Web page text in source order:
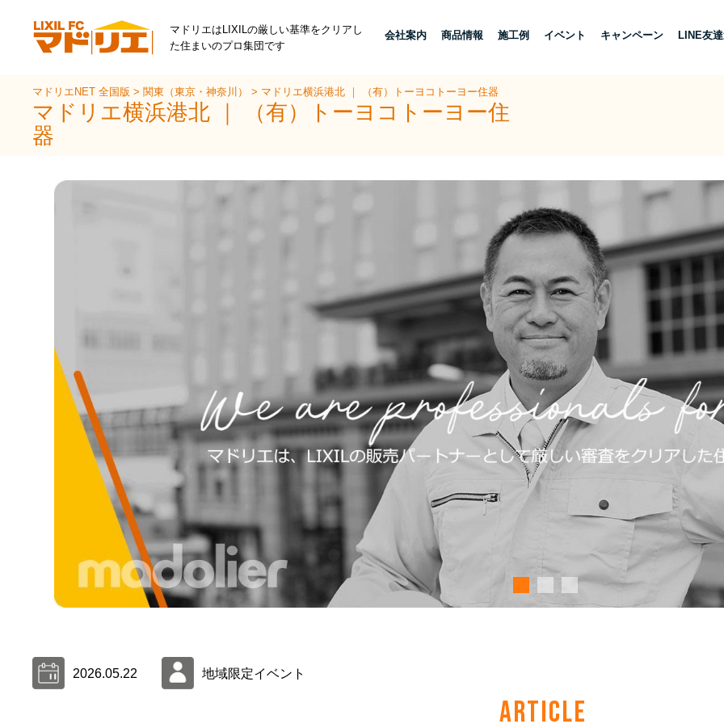
マドリエはLIXILの厳しい基準をクリアし
た住まいのプロ集団です
会社案内 商品情報 施工例 イベント キャンペーン LINE友
マドリエNET 全国版> 関東（東京・神奈川）> マドリエ横浜港北 ｜ （有）トーヨコトーヨー住器
マドリエ横浜港北 ｜ （有）トーヨコトーヨー住
器
2026.05.22 地域限定イベント
ARTICLE